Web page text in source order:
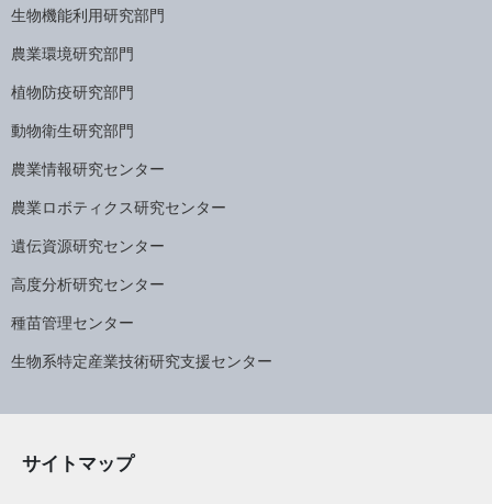
生物機能利用研究部門
農業環境研究部門
植物防疫研究部門
動物衛生研究部門
農業情報研究センター
農業ロボティクス研究センター
遺伝資源研究センター
高度分析研究センター
種苗管理センター
生物系特定産業技術研究支援センター
サイトマップ